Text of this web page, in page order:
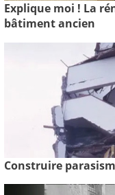
Explique moi ! La
bâtiment ancien
Construire